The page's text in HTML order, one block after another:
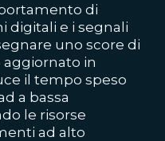
di
digitali e i segnali
uno score di
in
il tempo speso
a bassa
le risorse
ad alto